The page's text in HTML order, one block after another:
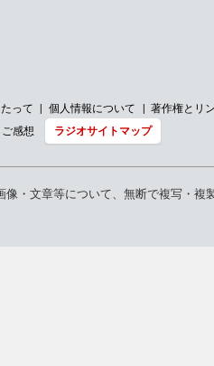
って 個人情報について
著作権とリ
感想
ラジオサイトマップ
・文章等について、無断で複写・